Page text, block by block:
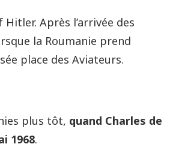
Après l’arrivée des
la Roumanie prend
place des Aviateurs.
plus tôt, quand Charles de
1968.